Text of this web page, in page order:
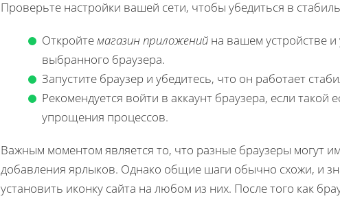
Проверьте настройки вашей сети, чтобы убедиться в
Откройтемагазин приложений на вашем устройстве
выбранного браузера.
Запустите браузер и убедитесь, что он работает
Рекомендуется войти в аккаунт браузера, если такой
упрощения процессов.
Важным моментом является то, что разные браузеры могут
добавления ярлыков. Однако общие шаги обычно схожи, и
установить иконку сайта на любом из них. После того как